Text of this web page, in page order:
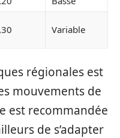
Variable
régionales est
mouvements de
est recommandée
de s’adapter